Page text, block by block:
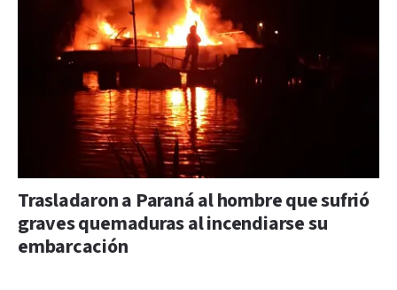
Trasladaron a Paraná al hombre que sufrió
graves quemaduras al incendiarse su
embarcación